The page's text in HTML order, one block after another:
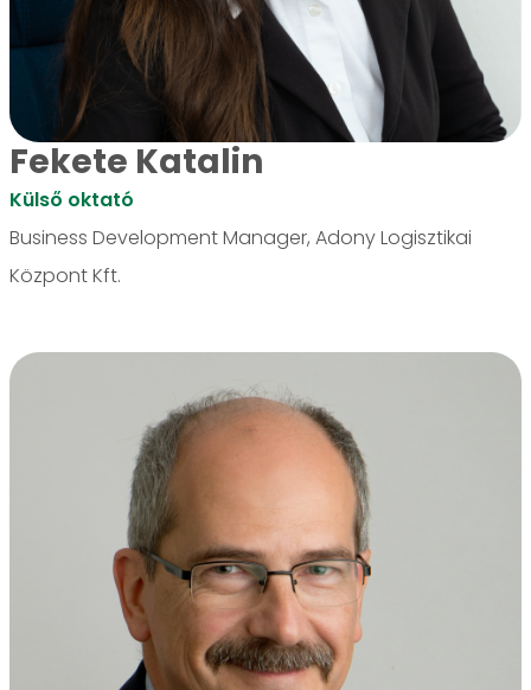
Fekete Katalin
Külső oktató
Business Development Manager, Adony Logisztikai
Központ Kft.